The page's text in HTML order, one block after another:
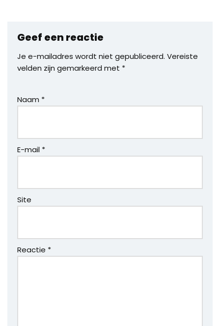
Geef een reactie
Je e-mailadres wordt niet gepubliceerd. Vereiste
velden zijn gemarkeerd met *
Naam *
E-mail *
Site
Reactie *